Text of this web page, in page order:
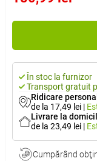
În stoc la furnizor
Transport gratuit
Ridicare
de la 17,49 lei |
Livrare la
de la 23,49 lei |
Cumpărând